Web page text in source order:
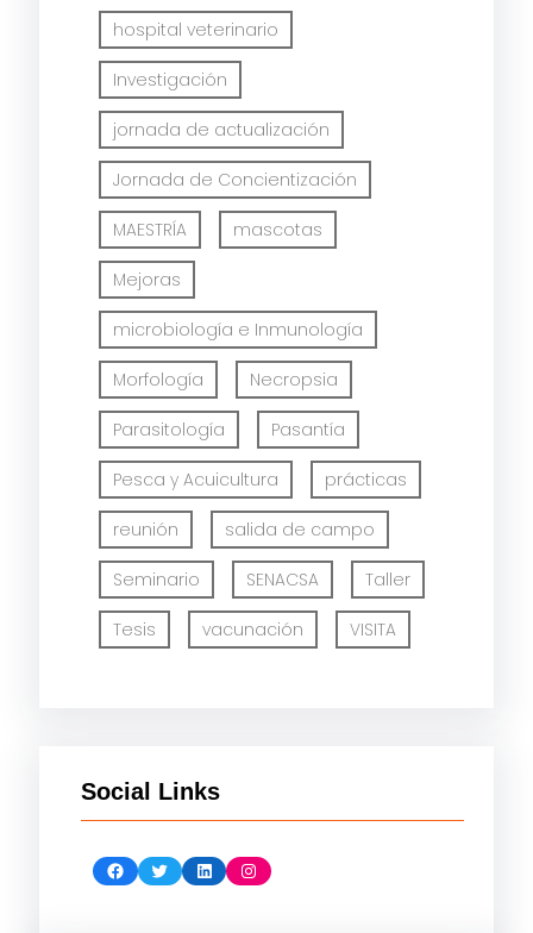
hospital veterinario
Investigación
jornada de actualización
Jornada de Concientización
MAESTRÍA mascotas
Mejoras
microbiología e Inmunología
Morfología Necropsia
Parasitología Pasantía
Pesca y Acuicultura prácticas
reunión salida de campo
Seminario SENACSA Taller
Tesis vacunación VISITA
Social Links
Facebook Twitter LinkedIn Instagram